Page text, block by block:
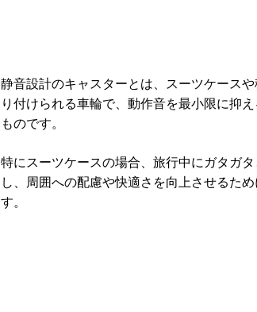
静音設計のキャスターとは、スーツケース
り付けられる車輪で、動作音を最小限に抑
ものです。
特にスーツケースの場合、旅行中にガタガ
し、周囲への配慮や快適さを向上させるた
す。